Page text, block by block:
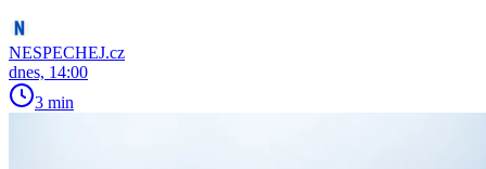
NESPECHEJ.cz
dnes, 14:00
3 min